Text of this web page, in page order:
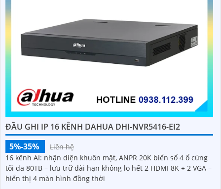
ĐẦU GHI IP 16 KÊNH DAHUA DHI-NVR5416-EI2
5%-35%
Liên hệ
16 kênh AI: nhận diện khuôn mặt, ANPR 20K biển số 4 ổ cứng
tối đa 80TB – lưu trữ dài hạn không lo hết 2 HDMI 8K + 2 VGA –
hiển thị 4 màn hình đồng thời